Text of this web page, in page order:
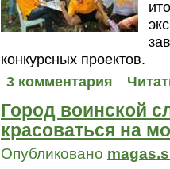
конкурсных проектов.
3 комментария
Город воинской
красоваться на
Опубликовано